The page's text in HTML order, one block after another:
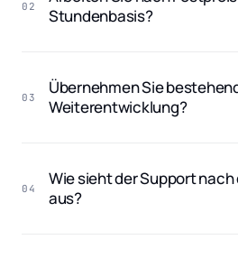
02
Stundenbasis?
03
Übernehmen Sie
Weiterentwicklung?
04
Wie sieht der Support nach
aus?